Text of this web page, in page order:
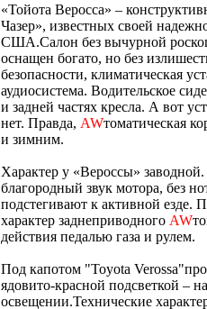
«Тойота Веросса» –
Чазер», известных своей
США.Салон без вычурной
оснащен богато, но без
безопасности, климатическая
аудиосистема. Водительское
и задней частях кресла. А вот
нет. Правда, AWтоматическая
и зимним.
Характер у «Вероссы»
благородный звук мотора, без
подстегивают к активной
характер заднеприводного AW
действия педалью газа и рулем.
Под капотом "Toyota
ядовито-красной подсветкой –
освещении.Технические